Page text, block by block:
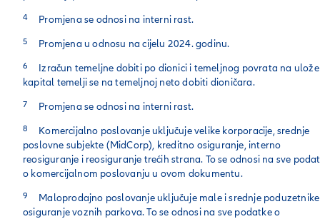
4 Promjena se odnosi na interni rast.
5 Promjena u odnosu na cijelu 2024. godinu.
6 Izračun temeljne dobiti po dionici i temeljnog povrata na
kapital temelji se na temeljnoj neto dobiti dioničara.
7 Promjena se odnosi na interni rast.
8 Komercijalno poslovanje uključuje velike korporacije, srednje
poslovne subjekte (MidCorp), kreditno osiguranje, interno
reosiguranje i reosiguranje trećih strana. To se odnosi na sve
o komercijalnom poslovanju u ovom dokumentu.
9 Maloprodajno poslovanje uključuje male i srednje
osiguranje voznih parkova. To se odnosi na sve podatke o